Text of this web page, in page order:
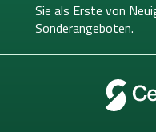
Sie als Erste von
Sonderangeboten.